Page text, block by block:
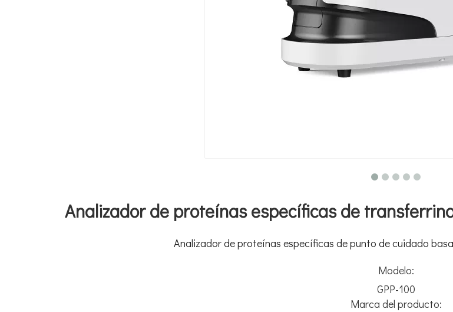
Analizador de proteínas específicas de
Analizador de proteínas específicas de punto de cuidado
Modelo:
GPP-100
Marca del producto: